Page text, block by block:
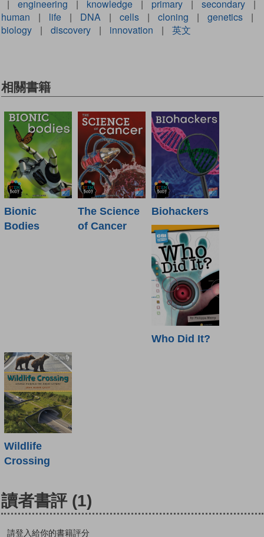
|
engineering | knowledge | primary | secondary
|
human
| life | DNA | cells | cloning | genetics
|
biology
| discovery | innovation | 英文
相關書籍
Bionic
Bodies
The Science
of Cancer
Biohackers
Who Did It?
Wildlife
Crossing
讀者書評 (1)
請登入給你的書籍評分